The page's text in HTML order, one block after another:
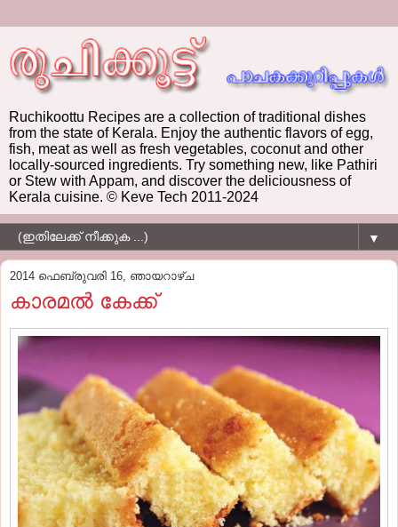
Ruchikoottu Recipes are a collection of traditional dishes
from the state of Kerala. Enjoy the authentic flavors of egg,
fish, meat as well as fresh vegetables, coconut and other
locally-sourced ingredients. Try something new, like Pathiri
or Stew with Appam, and discover the deliciousness of
Kerala cuisine. © Keve Tech 2011-2024
▼
2014 ഫെബ്രുവരി 16, ഞായറാഴ്‌ച
കാരമല്‍ കേക്ക്